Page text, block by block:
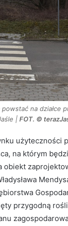
na działce
| FOT. ©
na którym
obiekt
przygodną